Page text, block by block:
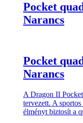
Pocket
Narancs
Pocket
Narancs
A Dragon II
tervezett. A
élményt biztosít a